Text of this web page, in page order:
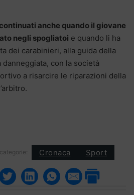
anche quando il giovane
negli spogliatoi e quando li ha
dei carabinieri, alla guida della
con la società
a risarcire le riparazioni della
Cronaca Sport